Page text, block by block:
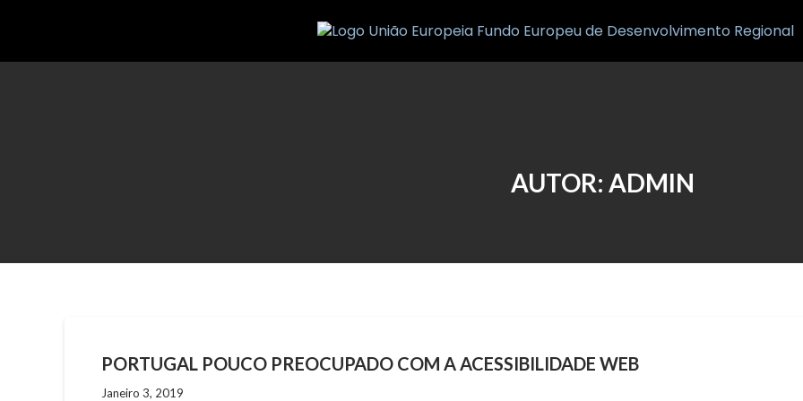
AUTOR: ADMIN
PORTUGAL POUCO PREOCUPADO COM A ACESSIBILIDADE WEB
Janeiro 3, 2019